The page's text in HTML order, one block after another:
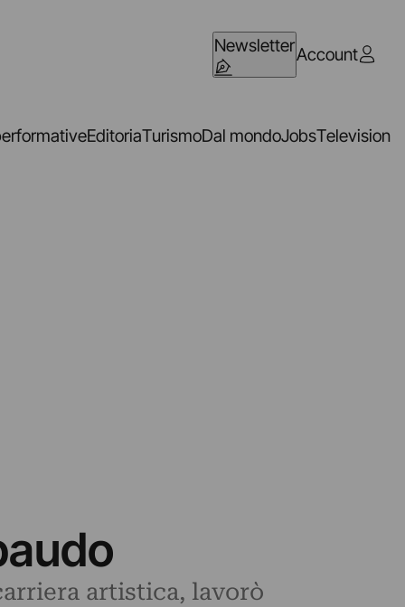
NewsletterAccount
EditoriaTurismoDal mondoJobsTelevision
artistica, lavorò